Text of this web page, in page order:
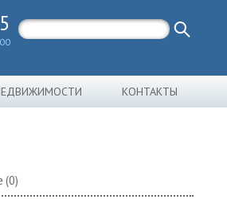
КОНТАКТЫ
(0)